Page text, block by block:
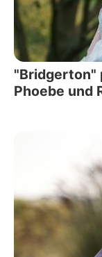
"Bridgerton"
Phoebe und